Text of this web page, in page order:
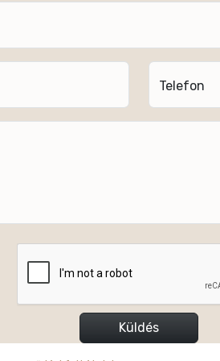
Telefon
Küldés